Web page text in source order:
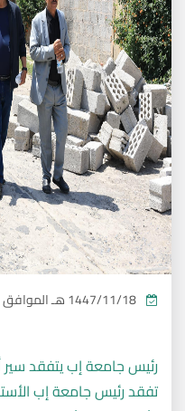
الموافق
رئيس جامعة إب يتفقد سير
تفقد رئيس جامعة إب